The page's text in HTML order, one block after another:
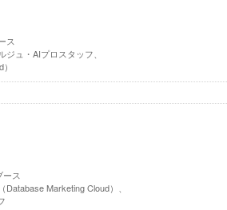
ス
ュ・AIプロスタッフ、
ス
Marketing Cloud）、